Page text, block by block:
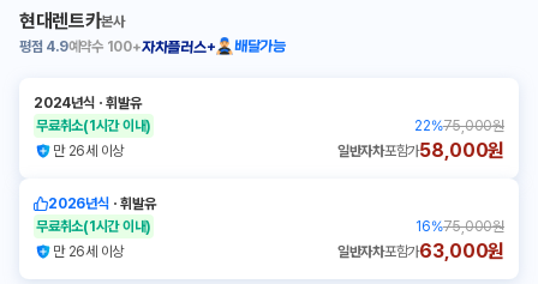
현대렌트카본사
평점 4.9예약수 100+자차플러스+ 배달가능
2024년식 ㆍ휘발유
무료취소(1시간 이내) 22%75,000원
만 26세 이상
일반자차포함가58,000원
2026년식 ㆍ휘발유
무료취소(1시간 이내) 16%75,000원
만 26세 이상
일반자차포함가63,000원